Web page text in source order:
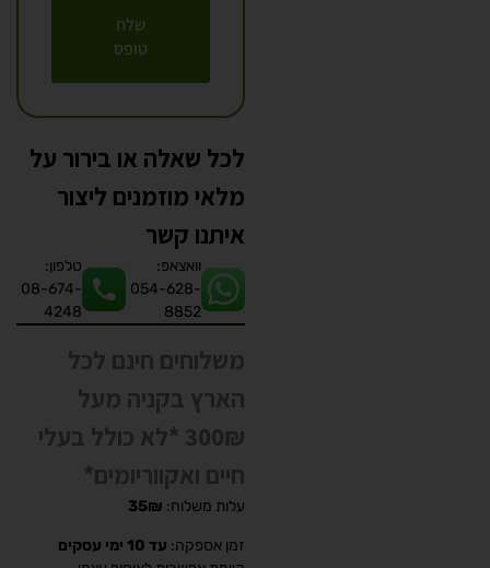
שלח
טופס
לכל שאלה או בירור על
מלאי מוזמנים ליצור
איתנו קשר
וואצאפ:
054-628-
8852
טלפון:
08-674-
4248
משלוחים חינם לכל
הארץ בקניה מעל
300₪ *לא כולל בעלי
חיים ואקווריומים*
עלות משלוח: 35₪
זמן אספקה: עד 10 ימי עסקים